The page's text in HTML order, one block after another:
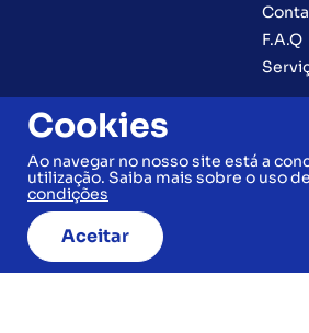
F.A.Q
Legal
Condições Gerais
Política de Privacidade e
Cookies
Livro de Reclamações
Cookies
Ao navegar no nosso site está a
utilização. Saiba mais sobre o uso
condições
Aceitar